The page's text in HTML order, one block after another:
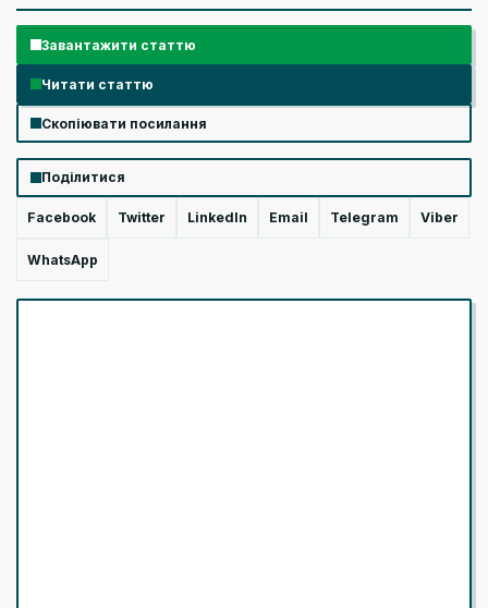
Завантажити статтю
Читати статтю
Скопіювати посилання
Поділитися
Facebook Twitter LinkedIn Email Telegram Viber
WhatsApp